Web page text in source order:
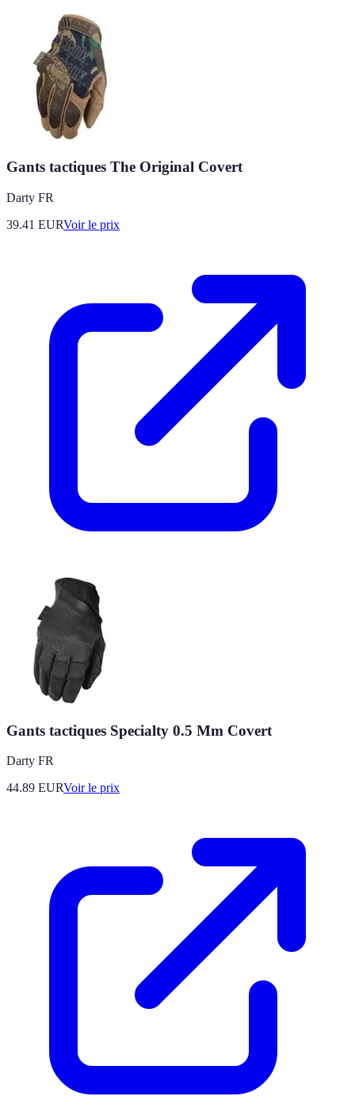
Gants tactiques The Original Covert
Darty FR
39.41 EURVoir le prix
Gants tactiques Specialty 0.5 Mm Covert
Darty FR
44.89 EURVoir le prix